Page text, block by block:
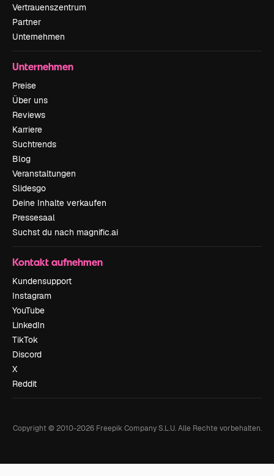
Vertrauenszentrum
Partner
Unternehmen
Unternehmen
Preise
Über uns
Reviews
Karriere
Suchtrends
Blog
Veranstaltungen
Slidesgo
Deine Inhalte verkaufen
Pressesaal
Suchst du nach magnific.ai
Kontakt aufnehmen
Kundensupport
Instagram
YouTube
LinkedIn
TikTok
Discord
X
Reddit
Copyright © 2010-2026Freepik Company S.L.U. Alle Rechte vorbehalten.